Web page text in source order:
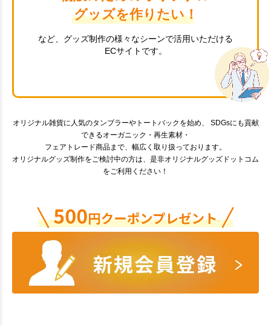
グッズを作りたい！
など、グッズ制作の様々なシーンで活用いただける
ECサイトです。
オリジナル雑貨に人気のタンブラーやトートバックを始め、 SDGsにも貢献
できるオーガニック・再生素材・
フェアトレード商品まで、幅広く取り扱っております。
オリジナルグッズ制作をご検討中の方は、是非オリジナルグッズドットコム
をご利用ください！